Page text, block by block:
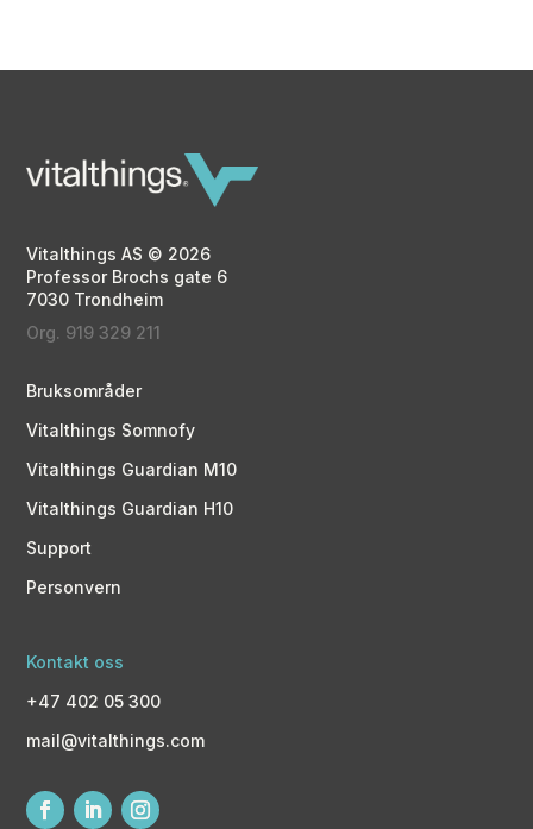
Vitalthings AS © 2026
Professor Brochs gate 6
7030 Trondheim
Org. 919 329 211
Bruksområder
Vitalthings Somnofy
Vitalthings Guardian M10
Vitalthings Guardian H10
Support
Personvern
Kontakt oss
+47 402 05 300
mail@vitalthings.com